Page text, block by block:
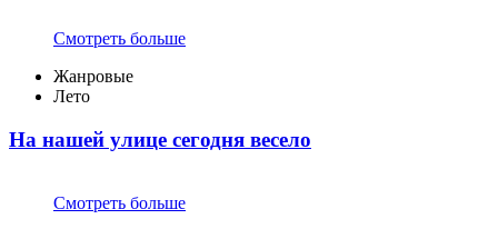
Смотреть больше
Жанровые
Лето
На нашей улице сегодня весело
Смотреть больше